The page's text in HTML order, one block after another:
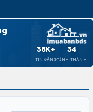
38K+
TIN ĐĂNG
34
TỈNH THÀNH